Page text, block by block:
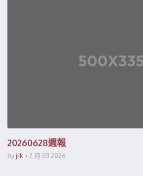
20260628週報
by jrk 7 月 03 2026